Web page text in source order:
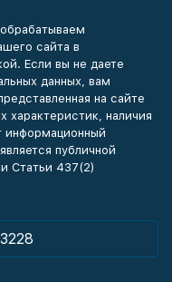
сайта в
Если вы не даете
данных, вам
на сайте
характеристик, наличия
информационный
публичной
Статьи 437(2)